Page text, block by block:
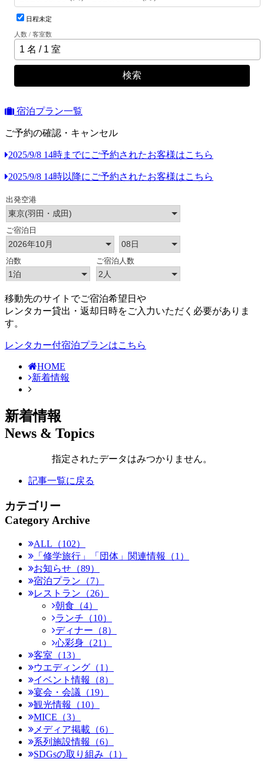
日程未定
人数 / 客室数
検索
宿泊プラン一覧
ご予約の確認・キャンセル
2025/9/8 14時までにご予約されたお客様はこちら
2025/9/8 14時以降にご予約されたお客様はこちら
移動先のサイトでご宿泊希望日や
レンタカー貸出・返却日時をご入力いただく必要がありま
す。
レンタカー付宿泊プランはこちら
HOME
新着情報
新着情報
News & Topics
指定されたデータはみつかりません。
記事一覧に戻る
カテゴリー
Category Archive
ALL（102）
「修学旅行」「団体」関連情報（1）
お知らせ（89）
宿泊プラン（7）
レストラン（26）
朝食（4）
ランチ（10）
ディナー（8）
心彩身（21）
客室（13）
ウエディング（1）
イベント情報（8）
宴会・会議（19）
観光情報（10）
MICE（3）
メディア掲載（6）
系列施設情報（6）
SDGsの取り組み（1）